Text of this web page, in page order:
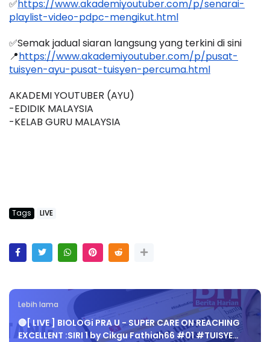
✅https://www.akademiyoutuber.com/p/senarai-
playlist-video-pdpc-mengikut.html
✅Semak jadual siaran langsung yang terkini di sini
📍https://www.akademiyoutuber.com/p/pusat-
tuisyen-ayu-pusat-tuisyen-percuma.html
AKADEMI YOUTUBER (AYU)
-EDIDIK MALAYSIA
-KELAB GURU MALAYSIA
Tags LIVE
Lebih lama
🔴[ LIVE ] BIOLOGi PRA U - SUPER CARE ON REACHING
EXCELLENT :SIRI 1 by Cikgu Fathiah66 #01 #TUISYE…